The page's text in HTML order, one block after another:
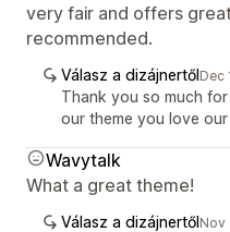
very fair and offers
recommended.
Válasz a dizájnertőlDec
Thank you so much
our theme you love
Wavytalk
What a great theme!
Válasz a dizájnertőlNov